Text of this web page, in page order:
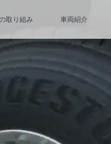
取り組み 車両紹介